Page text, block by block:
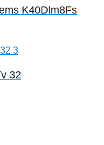
K40Dlm8Fs
32